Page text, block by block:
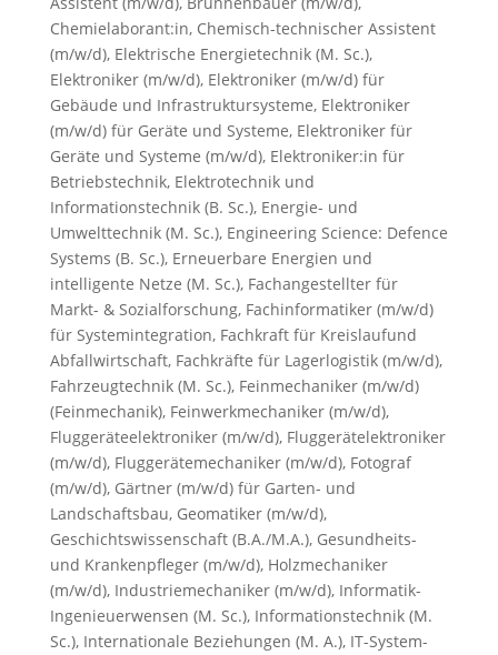
Chemielaborant:in, Chemisch-technischer Assistent
(m/w/d), Elektrische Energietechnik (M. Sc.),
Elektroniker (m/w/d), Elektroniker (m/w/d) für
Gebäude und Infrastruktursysteme, Elektroniker
(m/w/d) für Geräte und Systeme, Elektroniker für
Geräte und Systeme (m/w/d), Elektroniker:in für
Betriebstechnik, Elektrotechnik und
Informationstechnik (B. Sc.), Energie- und
Umwelttechnik (M. Sc.), Engineering Science: Defence
Systems (B. Sc.), Erneuerbare Energien und
intelligente Netze (M. Sc.), Fachangestellter für
Markt- & Sozialforschung, Fachinformatiker (m/w/d)
für Systemintegration, Fachkraft für Kreislaufund
Abfallwirtschaft, Fachkräfte für Lagerlogistik (m/w/d),
Fahrzeugtechnik (M. Sc.), Feinmechaniker (m/w/d)
(Feinmechanik), Feinwerkmechaniker (m/w/d),
Fluggeräteelektroniker (m/w/d), Fluggerätelektroniker
(m/w/d), Fluggerätemechaniker (m/w/d), Fotograf
(m/w/d), Gärtner (m/w/d) für Garten- und
Landschaftsbau, Geomatiker (m/w/d),
Geschichtswissenschaft (B.A./M.A.), Gesundheits-
und Krankenpfleger (m/w/d), Holzmechaniker
(m/w/d), Industriemechaniker (m/w/d), Informatik-
Ingenieuerwensen (M. Sc.), Informationstechnik (M.
Sc.), Internationale Beziehungen (M. A.), IT-System-